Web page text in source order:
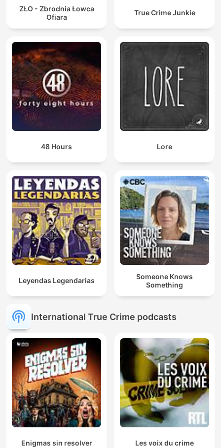
ZŁO - Zbrodnia Łowca
Ofiara
True Crime Junkie
48 Hours Lore
Leyendas Legendarias
Someone Knows
Something
International True Crime podcasts
Enigmas sin resolver Les voix du crime